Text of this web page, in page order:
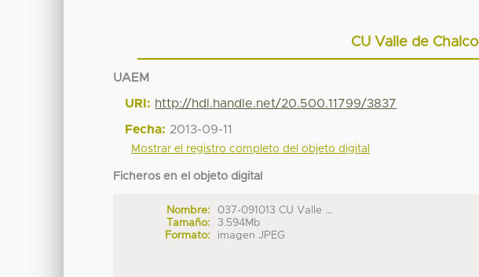
CU Valle de Chalco
UAEM
URI: http://hdl.handle.net/20.500.11799/3837
Fecha: 2013-09-11
Mostrar el registro completo del objeto digital
Ficheros en el objeto digital
Nombre:
037-091013 CU Valle ...
Tamaño:
3.594Mb
Formato:
imagen JPEG